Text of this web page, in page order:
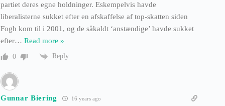
partiet deres egne holdninger. Eskempelvis havde
liberalisterne sukket efter en afskaffelse af top-skatten siden
Fogh kom til i 2001, og de såkaldt ‘anstændige’ havde sukket
efter… Read more »
0 Reply
Gunnar Biering 16 years ago